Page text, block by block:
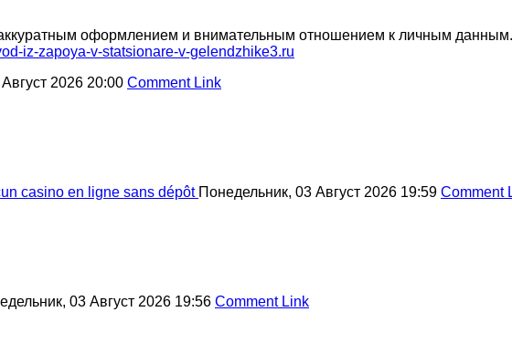
оформлением и внимательным отношением к личным данным.
iz-zapoya-v-statsionare-v-gelendzhike3.ru
2026 20:00 Comment Link
casino en ligne sans dépôt Понедельник, 03 Август 2026 19:59 Comment
03 Август 2026 19:56 Comment Link